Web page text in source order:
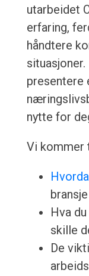
utarbeidet
erfaring,
håndtere
presentere
nytte for
Vi kommer
Hva
skille
De